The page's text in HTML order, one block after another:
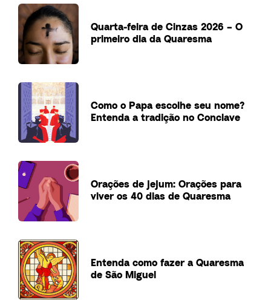
Quarta-feira de Cinzas 2026 – O
primeiro dia da Quaresma
Como o Papa escolhe seu nome?
Entenda a tradição no Conclave
Orações de jejum: Orações para
viver os 40 dias de Quaresma
Entenda como fazer a Quaresma
de São Miguel